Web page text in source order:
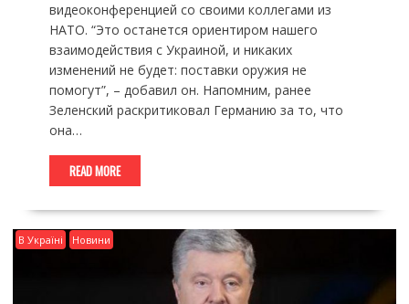
видеоконференцией со своими коллегами из
НАТО. “Это останется ориентиром нашего
взаимодействия с Украиной, и никаких
изменений не будет: поставки оружия не
помогут”, – добавил он. Напомним, ранее
Зеленский раскритиковал Германию за то, что
она…
READ MORE
В Україні Новини